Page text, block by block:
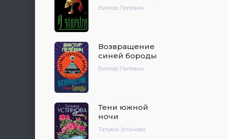
Виктор Пелевин
Возвращение
синей бороды
Виктор Пелевин
Тени южной
ночи
Татьяна Устинова